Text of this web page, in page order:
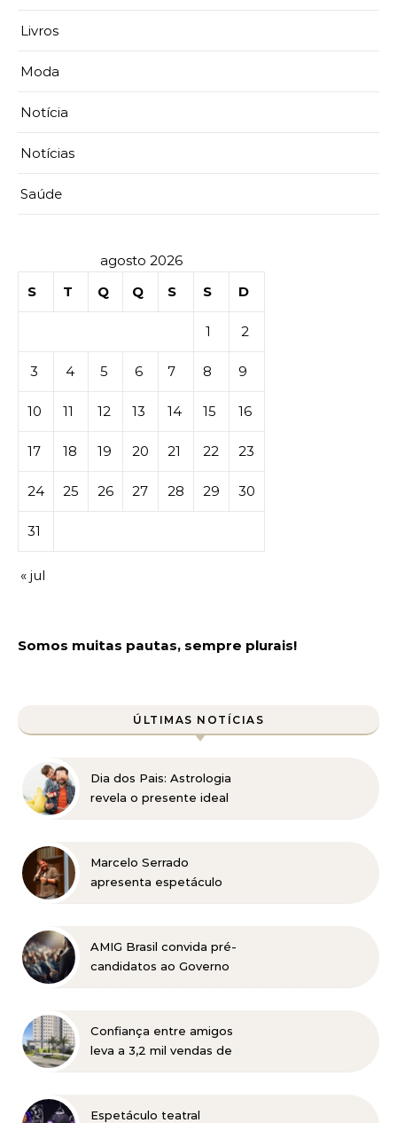
Livros
Moda
Notícia
Notícias
Saúde
agosto 2026
S
T Q Q S S D
1 2
3 4 5 6 7 8 9
10 11 12 13 14 15 16
17 18 19 20 21 22 23
24 25 26 27 28 29 30
31
« jul
Somos muitas pautas, sempre plurais!
ÚLTIMAS NOTÍCIAS
Dia dos Pais: Astrologia
revela o presente ideal
Marcelo Serrado
apresenta espetáculo
AMIG Brasil convida pré-
candidatos ao Governo
para os municípios
mineradores e afetados
Confiança entre amigos
leva a 3,2 mil vendas de
Espetáculo teatral